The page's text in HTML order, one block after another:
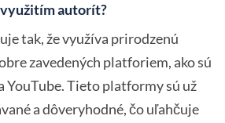
využitím autorít?
tak, že využíva prirodzenú
zavedených platforiem, ako sú
YouTube. Tieto platformy sú už
a dôveryhodné, čo uľahčuje